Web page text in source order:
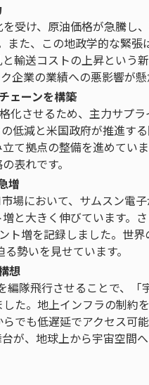
受け、原油価格が急騰し
た、この地政学的な緊張
輸送コストの上昇という
企業の業績への悪影響が懸
ェーンを構築
させるため、主力サプ
低減と米国政府が推進す
て拠点の整備を進めてい
表れです。
増
場において、サムスン電
と大きく伸びています。
ト増を記録しました。世
勢いを見せています。
想
隊飛行させることで、「
た。地上インフラの制約
でも低遅延でアクセス可
が、地球上から宇宙空間へ